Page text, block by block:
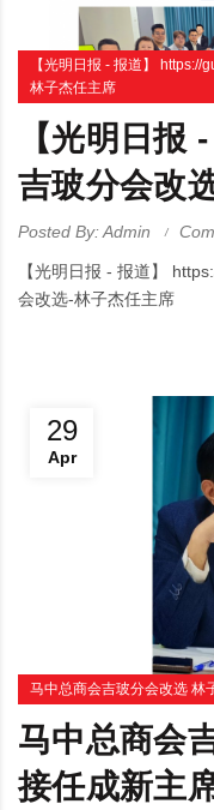
【光明日报 - 报道】
林子杰任主席
【光明日报
吉玻分会改
Posted By: Admin
【光明日报 - 报道】
会改选-林子杰任主席
29
Apr
马中总商会吉玻分会改选 林
马中总商会
接任成新主